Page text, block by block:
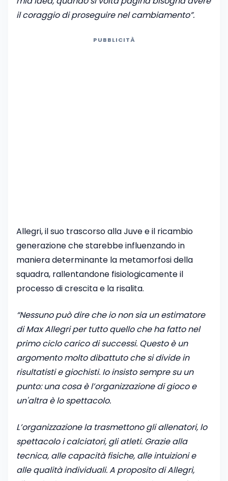
il coraggio di proseguire nel cambiamento”.
PUBBLICITÀ
Allegri, il suo trascorso alla Juve e il ricambio
generazione che starebbe influenzando in
maniera determinante la metamorfosi della
squadra, rallentandone fisiologicamente il
processo di crescita e la risalita.
“Nessuno può dire che io non sia un estimatore
di Max Allegri per tutto quello che ha fatto nel
primo ciclo carico di successi. Questo è un
argomento molto dibattuto che si divide in
risultatisti e giochisti. Io insisto sempre su un
punto: una cosa è l’organizzazione di gioco e
un'altra è lo spettacolo.
L’organizzazione la trasmettono gli allenatori, lo
spettacolo i calciatori, gli atleti. Grazie alla
tecnica, alle capacità fisiche, alle intuizioni e
alle qualità individuali. A proposito di Allegri,